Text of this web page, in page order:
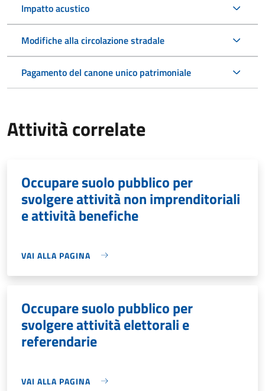
Impatto acustico
Modifiche alla circolazione stradale
Pagamento del canone unico patrimoniale
Attività correlate
Occupare suolo pubblico per
svolgere attività non imprenditoriali
e attività benefiche
VAI ALLA PAGINA
Occupare suolo pubblico per
svolgere attività elettorali e
referendarie
VAI ALLA PAGINA